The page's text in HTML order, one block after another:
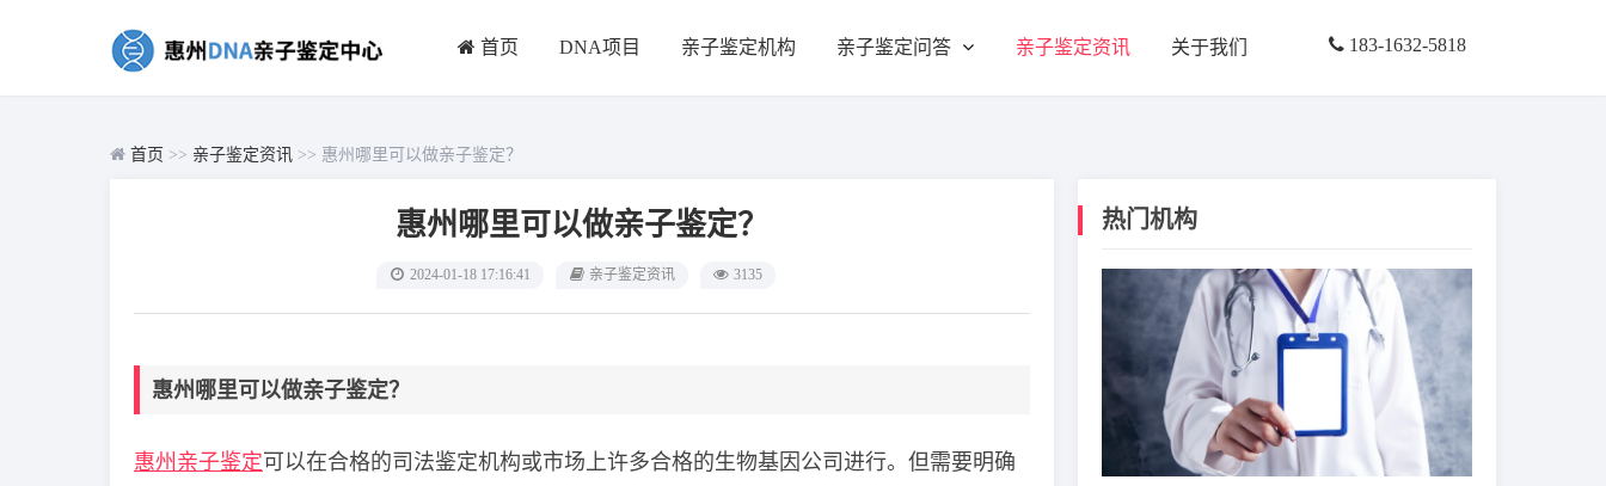
首页 DNA项目 亲子鉴定机构 亲子鉴定问答 亲子鉴定资讯 关于我们 183-1632-5818
首页 >> 亲子鉴定资讯 >> 惠州哪里可以做亲子鉴定？
惠州哪里可以做亲子鉴定？
2024-01-18 17:16:41 亲子鉴定资讯 3135
惠州哪里可以做亲子鉴定？
惠州亲子鉴定可以在合格的司法鉴定机构或市场上许多合格的生物基因公司进行。但需要明确
热门机构